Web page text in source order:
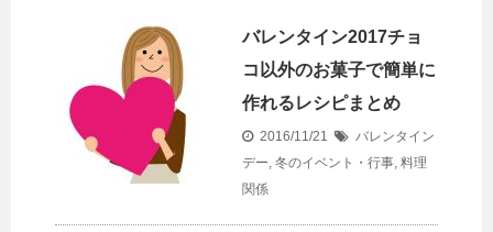
バレンタイン2017チョ
コ以外のお菓子で簡単に
作れるレシピまとめ
2016/11/21
バレンタイン
デー 冬のイベント・行事 料理
関係